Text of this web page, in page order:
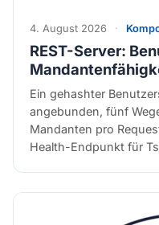
4. August 2026 ·
REST-Server:
Ein gehashter
angebunden, fünf
Mandanten pro
Health-Endpunkt für